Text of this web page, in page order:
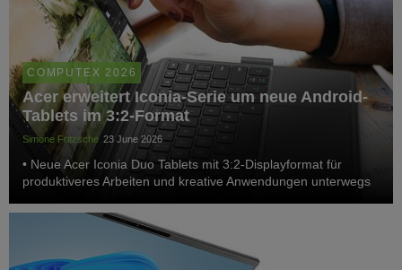
COMPUTEX 2026
Acer erweitert Iconia-Serie um neue Android-
Tablets im 3:2-Format
Simone Fritzsche 23 June 2026
• Neue Acer Iconia Duo Tablets mit 3:2-Displayformat für
produktiveres Arbeiten und kreative Anwendungen unterwegs